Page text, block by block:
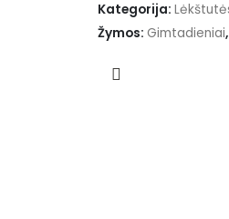
Kategorija:
Žymos: Gimtadieniai,